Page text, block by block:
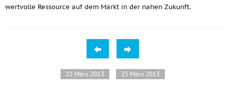
wertvolle Ressource auf dem Markt in der nahen Zukunft.
22 März 2013 25 März 2013